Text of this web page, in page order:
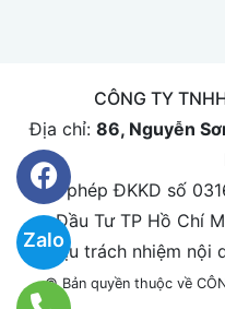
Zalo
CÔNG TY
Địa chỉ: 86, Nguyễn
Giấy phép ĐKKD số
Đầu Tư TP Hồ Chí
Chịu trách nhiệm nội
© Bản quyền thuộc về